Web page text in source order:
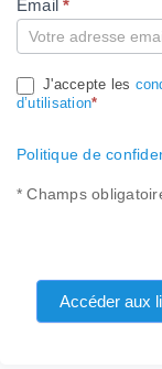
Compte
Email*
J'accepte les
d’utilisation*
Politique de
* Champs
Accéder aux